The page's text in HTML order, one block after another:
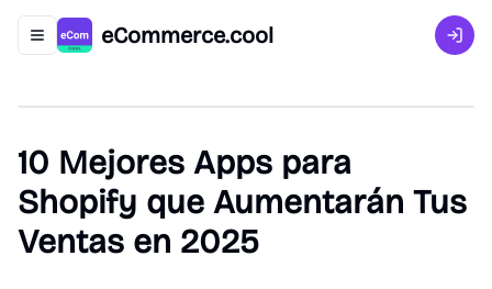
Abrir menú de navegación
eCommerce.cool
10 Mejores Apps para
Shopify que Aumentarán Tus
Ventas en 2025